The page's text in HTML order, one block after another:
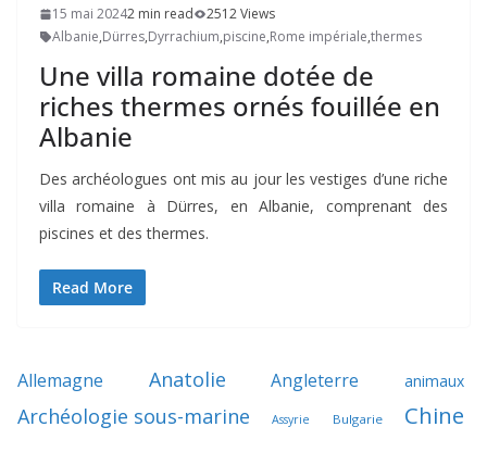
15 mai 20242 min read
2512 Views
Albanie,Dürres,Dyrrachium,piscine,Rome impériale,thermes
Une villa romaine dotée de
riches thermes ornés fouillée en
Albanie
Des archéologues ont mis au jour les vestiges d’une riche
villa romaine à Dürres, en Albanie, comprenant des
piscines et des thermes.
Read More
Allemagne Anatolie Angleterre animaux
Archéologie sous-marine Assyrie Bulgarie Chine